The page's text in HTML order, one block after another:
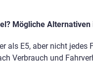
Mögliche
als E5, aber nicht
Verbrauch und